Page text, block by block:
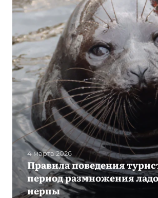
Правила поведения
период размножения
нерпы
4 марта 2026